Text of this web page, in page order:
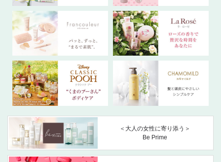
＜大人の女性に寄り添う＞
Be Prime